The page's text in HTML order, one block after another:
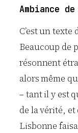
Ambiance
C’est un texte
Beaucoup de
résonnent
alors même
– tant il y est
de la vérité, et
Lisbonne